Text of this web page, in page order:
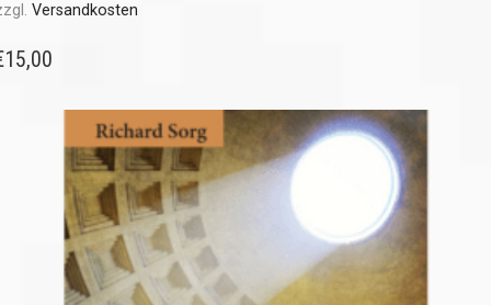
Versandkosten
15,00